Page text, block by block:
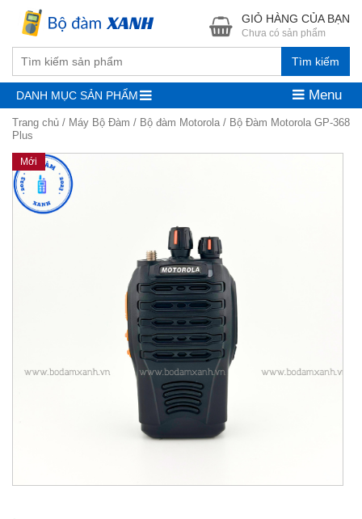
Tìm kiếm
GIỎ HÀNG CỦA BẠN
Chưa có sản phẩm
DANH MỤC SẢN PHẨM Menu
Trang chủ / Máy Bộ Đàm / Bộ đàm Motorola / Bộ Đàm Motorola GP-368
Plus
Mới